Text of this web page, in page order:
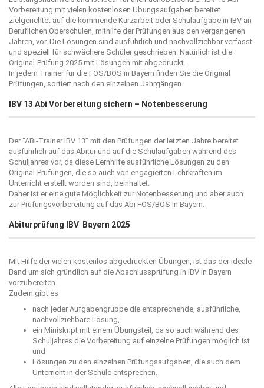
Vorbereitung mit vielen kostenlosen Übungsaufgaben bereitet
zielgerichtet auf die kommende Kurzarbeit oder Schulaufgabe in IBV an
Beruflichen Oberschulen, mithilfe der Prüfungen aus den vergangenen
Jahren, vor. Die Lösungen sind ausführlich und nachvollziehbar verfasst
und speziell für schwächere Schüler geschrieben. Natürlich ist die
Original-Prüfung 2025 mit Lösungen mit abgedruckt.
In jedem Trainer für die FOS/BOS in Bayern finden Sie die Original
Prüfungen, sortiert nach den einzelnen Jahrgängen.
IBV 13 Abi Vorbereitung sichern – Notenbesserung
Der “ABi-Trainer IBV 13” mit den Prüfungen der letzten Jahre bereitet
ausführlich auf das Abitur und auf die Schulaufgaben während des
Schuljahres vor, da diese Lernhilfe ausführliche Lösungen zu den
Original-Prüfungen, die so auch von engagierten Lehrkräften im
Unterricht erstellt worden sind, beinhaltet.
Daher ist er eine gute Möglichkeit zur Notenbesserung und aber auch
zur Prüfungsvorbereitung auf das Abi FOS/BOS in Bayern.
Abiturprüfung IBV Bayern 2025
Mit Hilfe der vielen kostenlos abgedruckten Übungen, ist das der ideale
Band um sich gründlich auf die Abschlussprüfung in IBV in Bayern
vorzubereiten.
Zudem gibt es
nach jeder Aufgabengruppe die entsprechende, ausführliche,
nachvollziehbare Lösung,
ein Miniskript mit einem Übungsteil, da so auch während des
Schuljahres die Vorbereitung auf einzelne Prüfungen möglich ist
und
Lösungen zu den einzelnen Prüfungsaufgaben, die auch dem
Unterricht in der Schule entsprechen.